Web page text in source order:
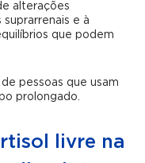
alterações
suprarrenais e à
que podem
pessoas que usam
prolongado.
livre na